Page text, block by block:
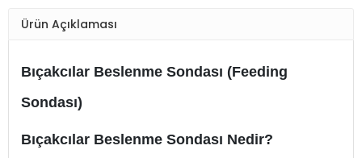
Ürün Açıklaması
Bıçakcılar Beslenme Sondası (Feeding
Sondası)
Bıçakcılar Beslenme Sondası Nedir?